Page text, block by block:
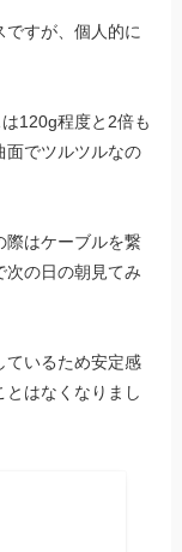
すが、個人的に
120g程度と2倍も
面でツルツルなの
際はケーブルを繋
次の日の朝見てみ
ているため安定感
はなくなりまし